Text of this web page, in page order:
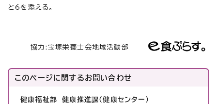
と6を添える。
協力:宝塚栄養士会地域活動部
このページに関するお問い合わせ
健康福祉部 健康推進課（健康センター）